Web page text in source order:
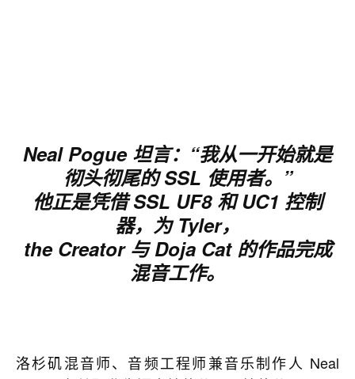
Neal Pogue 坦言：“我从一开始就是
彻头彻尾的 SSL 使用者。”
他正是凭借 SSL UF8 和 UC1 控制
器，为 Tyler，
the Creator 与 Doja Cat 的作品完成
混音工作。
洛杉矶混音师、音频工程师兼音乐制作人 Neal